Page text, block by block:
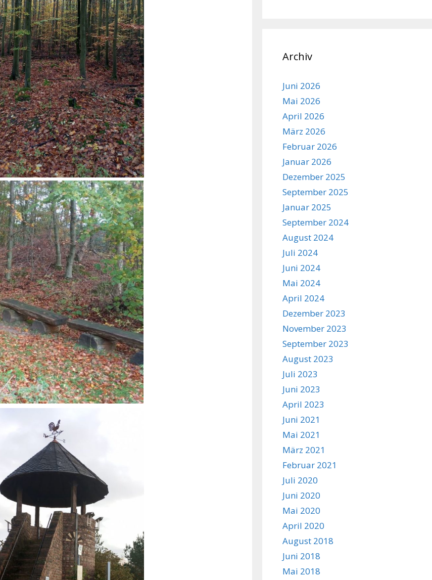
Archiv
Juni 2026
Mai 2026
April 2026
März 2026
Februar 2026
Januar 2026
Dezember 2025
September 2025
Januar 2025
September 2024
August 2024
Juli 2024
Juni 2024
Mai 2024
April 2024
Dezember 2023
November 2023
September 2023
August 2023
Juli 2023
Juni 2023
April 2023
Juni 2021
Mai 2021
März 2021
Februar 2021
Juli 2020
Juni 2020
Mai 2020
April 2020
August 2018
Juni 2018
Mai 2018